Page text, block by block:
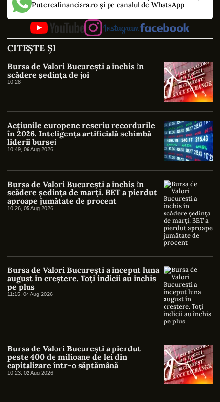
Putereafinanciara.ro și pe canalul de WhatsApp
CITEȘTE ȘI
Bursa de Valori București a închis în
scădere ședința de joi
10:28
Acțiunile europene rescriu recordurile
în 2026. Inteligența artificială schimbă
liderii bursei
10:49, 06 Aug 2026
Bursa de Valori București a închis în
scădere ședința de marți. BET a pierdut
aproape jumătate de procent
10:26, 05 Aug 2026
Bursa de Valori București a început luna
august în creștere. Toți indicii au închis
pe plus
11:15, 04 Aug 2026
Bursa de Valori București a pierdut
peste 400 de milioane de lei din
capitalizare într-o săptămână
10:23, 02 Aug 2026